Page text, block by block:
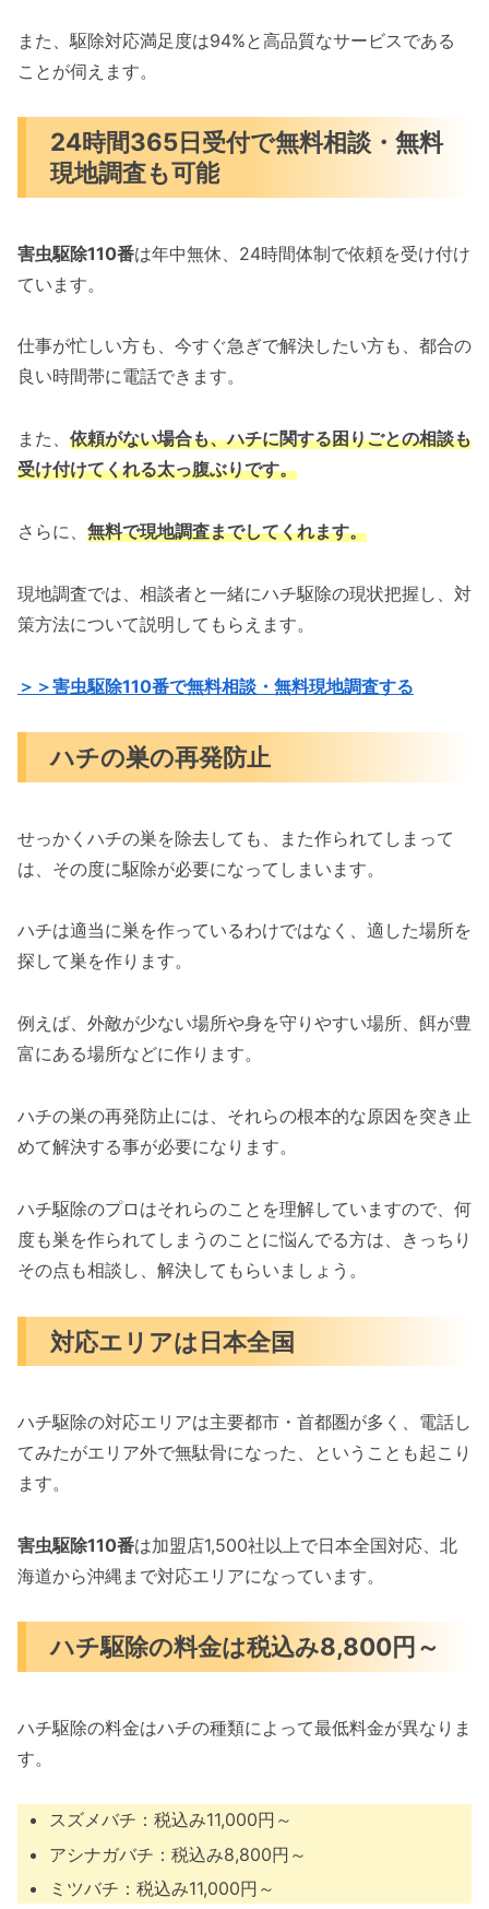
また、駆除対応満足度は94%と高品質なサービスである
ことが伺えます。
24時間365日受付で無料相談・無料
現地調査も可能
害虫駆除110番は年中無休、24時間体制で依頼を受け付け
ています。
仕事が忙しい方も、今すぐ急ぎで解決したい方も、都合の
良い時間帯に電話できます。
また、 依頼がない場合も、ハチに関する困りごとの相談も
受け付けてくれる太っ腹ぶりです。
さらに、 無料で現地調査までしてくれます。
現地調査では、相談者と一緒にハチ駆除の現状把握し、対
策方法について説明してもらえます。
＞＞害虫駆除110番で無料相談・無料現地調査する
ハチの巣の再発防止
せっかくハチの巣を除去しても、また作られてしまって
は、その度に駆除が必要になってしまいます。
ハチは適当に巣を作っているわけではなく、適した場所を
探して巣を作ります。
例えば、外敵が少ない場所や身を守りやすい場所、餌が豊
富にある場所などに作ります。
ハチの巣の再発防止には、それらの根本的な原因を突き止
めて解決する事が必要になります。
ハチ駆除のプロはそれらのことを理解していますので、何
度も巣を作られてしまうのことに悩んでる方は、きっちり
その点も相談し、解決してもらいましょう。
対応エリアは日本全国
ハチ駆除の対応エリアは主要都市・首都圏が多く、電話し
てみたがエリア外で無駄骨になった、ということも起こり
ます。
害虫駆除110番は加盟店1,500社以上で日本全国対応、北
海道から沖縄まで対応エリアになっています。
ハチ駆除の料金は税込み8,800円～
ハチ駆除の料金はハチの種類によって最低料金が異なりま
す。
スズメバチ：税込み11,000円～
アシナガバチ：税込み8,800円～
ミツバチ：税込み11,000円～